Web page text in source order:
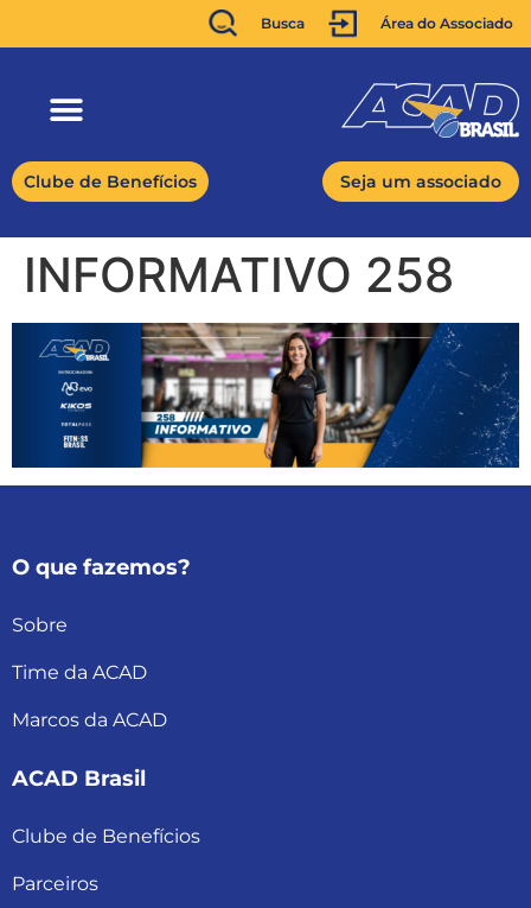
Busca Área do Associado
Clube de Benefícios Seja um associado
INFORMATIVO 258
O que fazemos?
Sobre
Time da ACAD
Marcos da ACAD
ACAD Brasil
Clube de Benefícios
Parceiros